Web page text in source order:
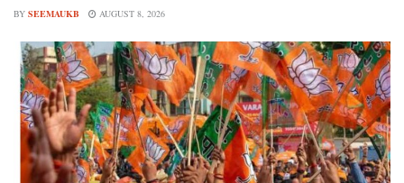
BY SEEMAUKB AUGUST 8, 2026